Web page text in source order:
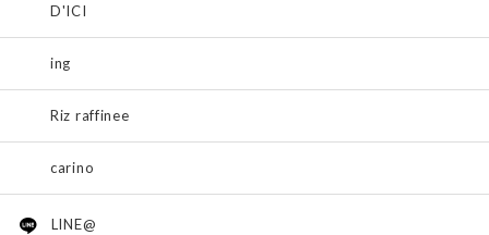
D'ICI
ing
Riz raffinee
carino
LINE@